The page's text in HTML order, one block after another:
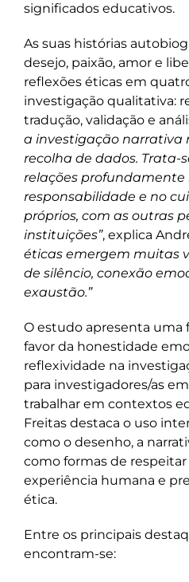
significados educativos.
As suas histórias
desejo, paixão, amor e
reflexões éticas em
investigação qualitativa:
tradução, validação e
a investigação narrativa
recolha de dados. Trata-
relações profundamente
responsabilidade e no
próprios, com as outras
instituições”, explica
éticas emergem muitas
de silêncio, conexão
exaustão.”
O estudo apresenta uma
favor da honestidade
reflexividade na
para investigadores/as
trabalhar em contextos
Freitas destaca o uso
como o desenho, a
como formas de
experiência humana e
ética.
Entre os principais
encontram-se: